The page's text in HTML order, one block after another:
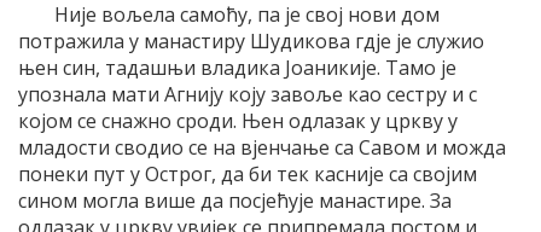
Није вољела самоћу, па је свој нови дом
потражила у манастиру Шудикова гдје је служио
њен син, тадашњи владика Јоаникије. Тамо је
упознала мати Агнију коју завоље као сестру и с
којом се снажно сроди. Њен одлазак у цркву у
младости сводио се на вјенчање са Савом и можда
понеки пут у Острог, да би тек касније са својим
сином могла више да посјећује манастире. За